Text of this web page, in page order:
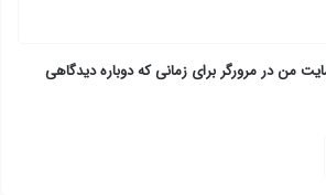
من در مرورگر برای زمانی که دوباره دیدگاهی